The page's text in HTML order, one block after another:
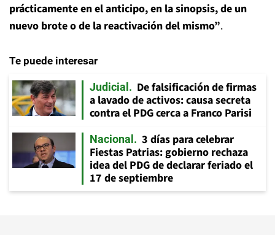
prácticamente en el anticipo, en la sinopsis, de un
nuevo brote o de la reactivación del mismo”.
Te puede interesar
Judicial
De falsificación de firmas
a lavado de activos: causa secreta
contra el PDG cerca a Franco Parisi
Nacional
3 días para celebrar
Fiestas Patrias: gobierno rechaza
idea del PDG de declarar feriado el
17 de septiembre